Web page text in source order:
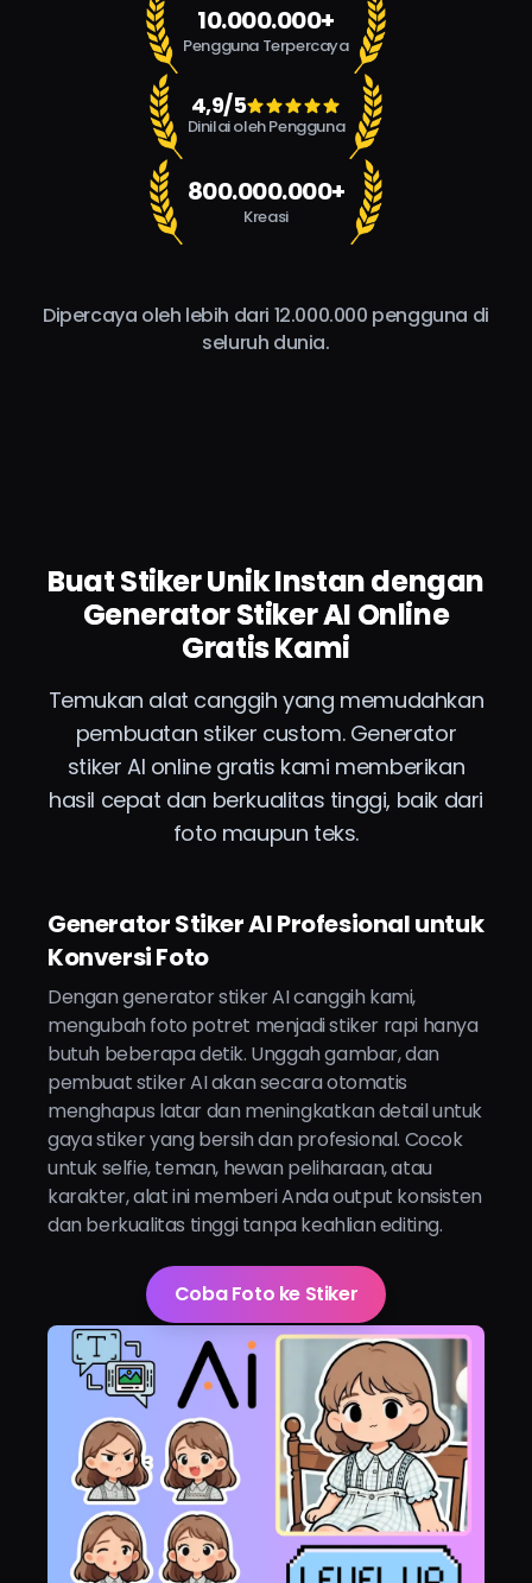
10.000.000+
Pengguna Terpercaya
4,9/5
Dinilai oleh Pengguna
800.000.000+
Kreasi
Dipercaya oleh lebih dari 12.000.000 pengguna di
seluruh dunia.
Buat Stiker Unik Instan dengan
Generator Stiker AI Online
Gratis Kami
Temukan alat canggih yang memudahkan
pembuatan stiker custom. Generator
stiker AI online gratis kami memberikan
hasil cepat dan berkualitas tinggi, baik dari
foto maupun teks.
Generator Stiker AI Profesional untuk
Konversi Foto
Dengan generator stiker AI canggih kami,
mengubah foto potret menjadi stiker rapi hanya
butuh beberapa detik. Unggah gambar, dan
pembuat stiker AI akan secara otomatis
menghapus latar dan meningkatkan detail untuk
gaya stiker yang bersih dan profesional. Cocok
untuk selfie, teman, hewan peliharaan, atau
karakter, alat ini memberi Anda output konsisten
dan berkualitas tinggi tanpa keahlian editing.
Coba Foto ke Stiker